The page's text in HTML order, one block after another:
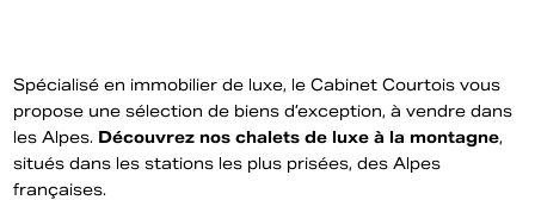
Spécialisé en immobilier de luxe, le Cabinet Courtois vous
propose une sélection de biens d’exception, à vendre dans
les Alpes. Découvrez nos chalets de luxe à la montagne,
situés dans les stations les plus prisées, des Alpes
françaises.